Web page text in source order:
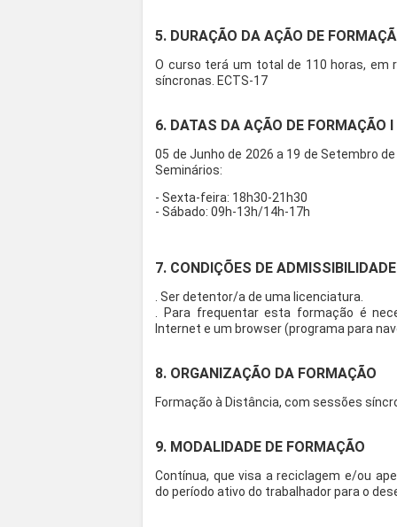
5. DURAÇÃO DA AÇÃO DE
O curso terá um total de 110 horas, em
síncronas. ECTS-17
6. DATAS DA AÇÃO DE FORMAÇÃO I
05 de Junho de 2026 a 19 de Setembro
Seminários:
- Sexta-feira: 18h30-21h30
- Sábado: 09h-13h/14h-17h
7. CONDIÇÕES DE ADMISSIBILIDADE
. Ser detentor/a de uma licenciatura.
. Para frequentar esta formação é
Internet e um browser (programa para
8. ORGANIZAÇÃO DA FORMAÇÃO
Formação à Distância, com sessões
9. MODALIDADE DE FORMAÇÃO
Contínua, que visa a reciclagem e/ou
do período ativo do trabalhador para o